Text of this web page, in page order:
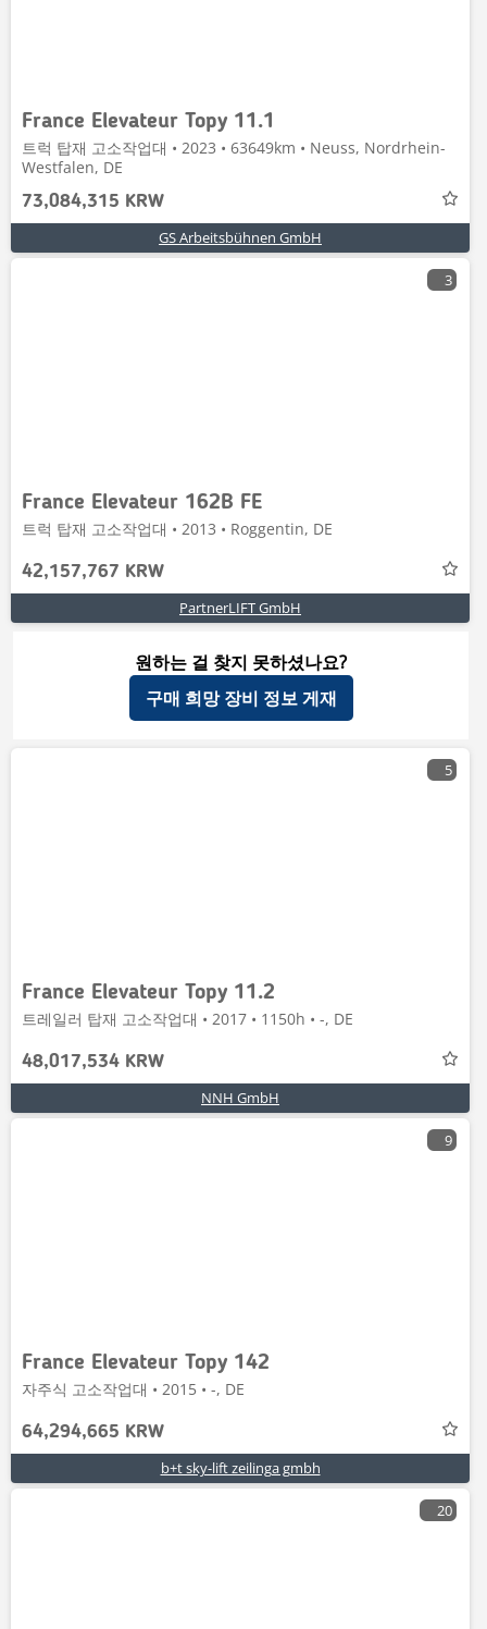
France Elevateur Topy 11.1
트럭 탑재 고소작업대 • 2023 • 63649km • Neuss, Nordrhein-
Westfalen, DE
73,084,315 KRW
GS Arbeitsbühnen GmbH
3
France Elevateur 162B FE
트럭 탑재 고소작업대 • 2013 • Roggentin, DE
42,157,767 KRW
PartnerLIFT GmbH
원하는 걸 찾지 못하셨나요?
구매 희망 장비 정보 게재
5
France Elevateur Topy 11.2
트레일러 탑재 고소작업대 • 2017 • 1150h • -, DE
48,017,534 KRW
NNH GmbH
9
France Elevateur Topy 142
자주식 고소작업대 • 2015 • -, DE
64,294,665 KRW
b+t sky-lift zeilinga gmbh
20